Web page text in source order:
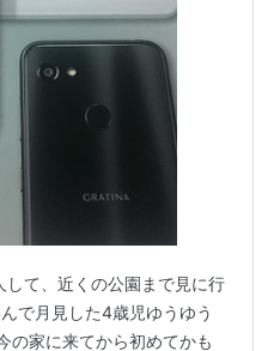
て、近くの公園まで見に行
で月見した4歳児ゆうゆう
の家に来てから初めてかも